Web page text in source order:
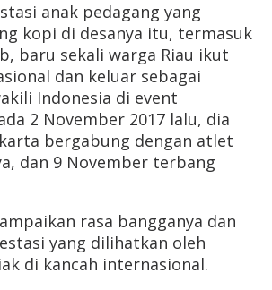
anak pedagang yang
kopi di desanya itu, termasuk
baru sekali warga Riau ikut
dan keluar sebagai
Indonesia di event
2 November 2017 lalu, dia
bergabung dengan atlet
dan 9 November terbang
rasa bangganya dan
yang dilihatkan oleh
di kancah internasional.